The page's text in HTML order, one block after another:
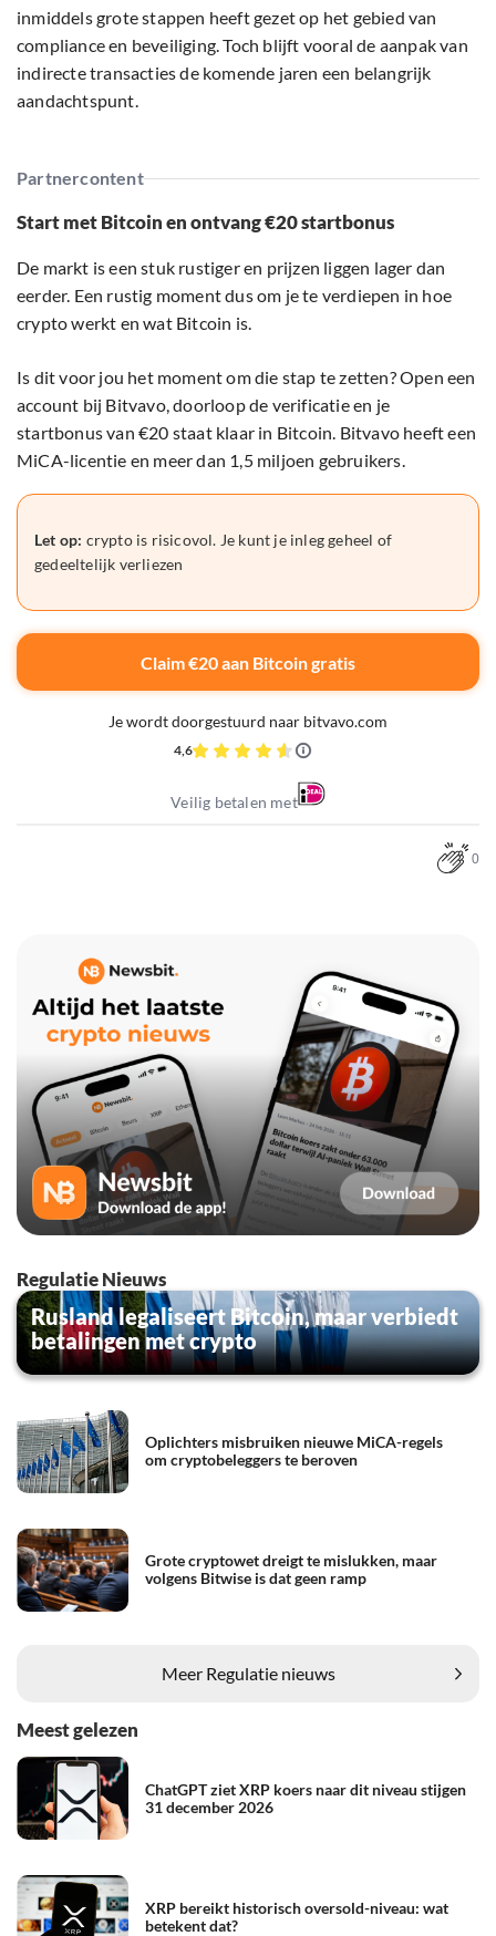
inmiddels grote stappen heeft gezet op het gebied van
compliance en beveiliging. Toch blijft vooral de aanpak van
indirecte transacties de komende jaren een belangrijk
aandachtspunt.
Partnercontent
Start met Bitcoin en ontvang €20 startbonus
De markt is een stuk rustiger en prijzen liggen lager dan
eerder. Een rustig moment dus om je te verdiepen in hoe
crypto werkt en wat Bitcoin is.
Is dit voor jou het moment om die stap te zetten? Open een
account bij Bitvavo, doorloop de verificatie en je
startbonus van €20 staat klaar in Bitcoin. Bitvavo heeft een
MiCA-licentie en meer dan 1,5 miljoen gebruikers.
Let op: crypto is risicovol. Je kunt je inleg geheel of
gedeeltelijk verliezen
Claim €20 aan Bitcoin gratis
Je wordt doorgestuurd naar bitvavo.com
4,6
Veilig betalen met
0
Regulatie Nieuws
Rusland legaliseert Bitcoin, maar verbiedt
betalingen met crypto
Oplichters misbruiken nieuwe MiCA-regels
om cryptobeleggers te beroven
Grote cryptowet dreigt te mislukken, maar
volgens Bitwise is dat geen ramp
Meer Regulatie nieuws
Meest gelezen
ChatGPT ziet XRP koers naar dit niveau stijgen
31 december 2026
XRP bereikt historisch oversold-niveau: wat
betekent dat?